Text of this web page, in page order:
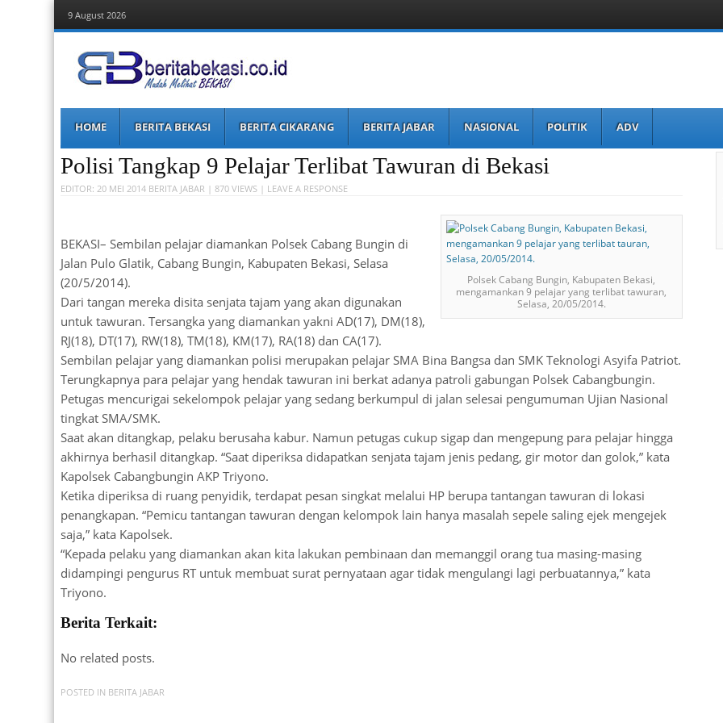
9 August 2026
Berita Bekasi
Mudah Melihat Bekasi
Menu
content
HOME BERITA BEKASI BERITA CIKARANG BERITA JABAR NASIONAL POLITIK ADV
Polisi Tangkap 9 Pelajar Terlibat Tawuran di Bekasi
EDITOR: 20 MEI 2014 BERITA JABAR | 870 VIEWS | LEAVE A RESPONSE
Polsek Cabang Bungin, Kabupaten Bekasi,
mengamankan 9 pelajar yang terlibat tawuran,
Selasa, 20/05/2014.
BEKASI– Sembilan pelajar diamankan Polsek Cabang Bungin di
Jalan Pulo Glatik, Cabang Bungin, Kabupaten Bekasi, Selasa
(20/5/2014).
Dari tangan mereka disita senjata tajam yang akan digunakan
untuk tawuran. Tersangka yang diamankan yakni AD(17), DM(18),
RJ(18), DT(17), RW(18), TM(18), KM(17), RA(18) dan CA(17).
Sembilan pelajar yang diamankan polisi merupakan pelajar SMA Bina Bangsa dan SMK Teknologi Asyifa Patriot.
Terungkapnya para pelajar yang hendak tawuran ini berkat adanya patroli gabungan Polsek Cabangbungin.
Petugas mencurigai sekelompok pelajar yang sedang berkumpul di jalan selesai pengumuman Ujian Nasional
tingkat SMA/SMK.
Saat akan ditangkap, pelaku berusaha kabur. Namun petugas cukup sigap dan mengepung para pelajar hingga
akhirnya berhasil ditangkap. “Saat diperiksa didapatkan senjata tajam jenis pedang, gir motor dan golok,” kata
Kapolsek Cabangbungin AKP Triyono.
Ketika diperiksa di ruang penyidik, terdapat pesan singkat melalui HP berupa tantangan tawuran di lokasi
penangkapan. “Pemicu tantangan tawuran dengan kelompok lain hanya masalah sepele saling ejek mengejek
saja,” kata Kapolsek.
“Kepada pelaku yang diamankan akan kita lakukan pembinaan dan memanggil orang tua masing-masing
didampingi pengurus RT untuk membuat surat pernyataan agar tidak mengulangi lagi perbuatannya,” kata
Triyono.
Berita Terkait:
No related posts.
POSTED IN BERITA JABAR